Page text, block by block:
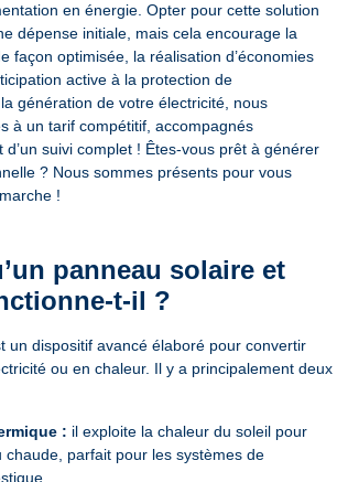
en énergie. Opter pour cette solution
dépense initiale, mais cela encourage la
façon optimisée, la réalisation d’économies
active à la protection de
génération de votre électricité, nous
à un tarif compétitif, accompagnés
d’un suivi complet ! Êtes-vous prêt à générer
? Nous sommes présents pour vous
!
panneau solaire et
t-il ?
un dispositif avancé élaboré pour convertir
ou en chaleur. Il y a principalement deux
: il exploite la chaleur du soleil pour
chaude, parfait pour les systèmes de